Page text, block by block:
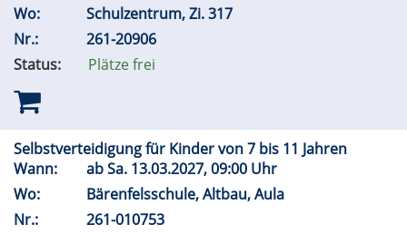
Wo:
Schulzentrum, Zi. 317
Nr.:
261-20906
Status:
Plätze frei
Selbstverteidigung für Kinder von 7 bis 11 Jahren
Wann:
abSa. 13.03.2027, 09:00 Uhr
Wo:
Bärenfelsschule, Altbau, Aula
Nr.:
261-010753